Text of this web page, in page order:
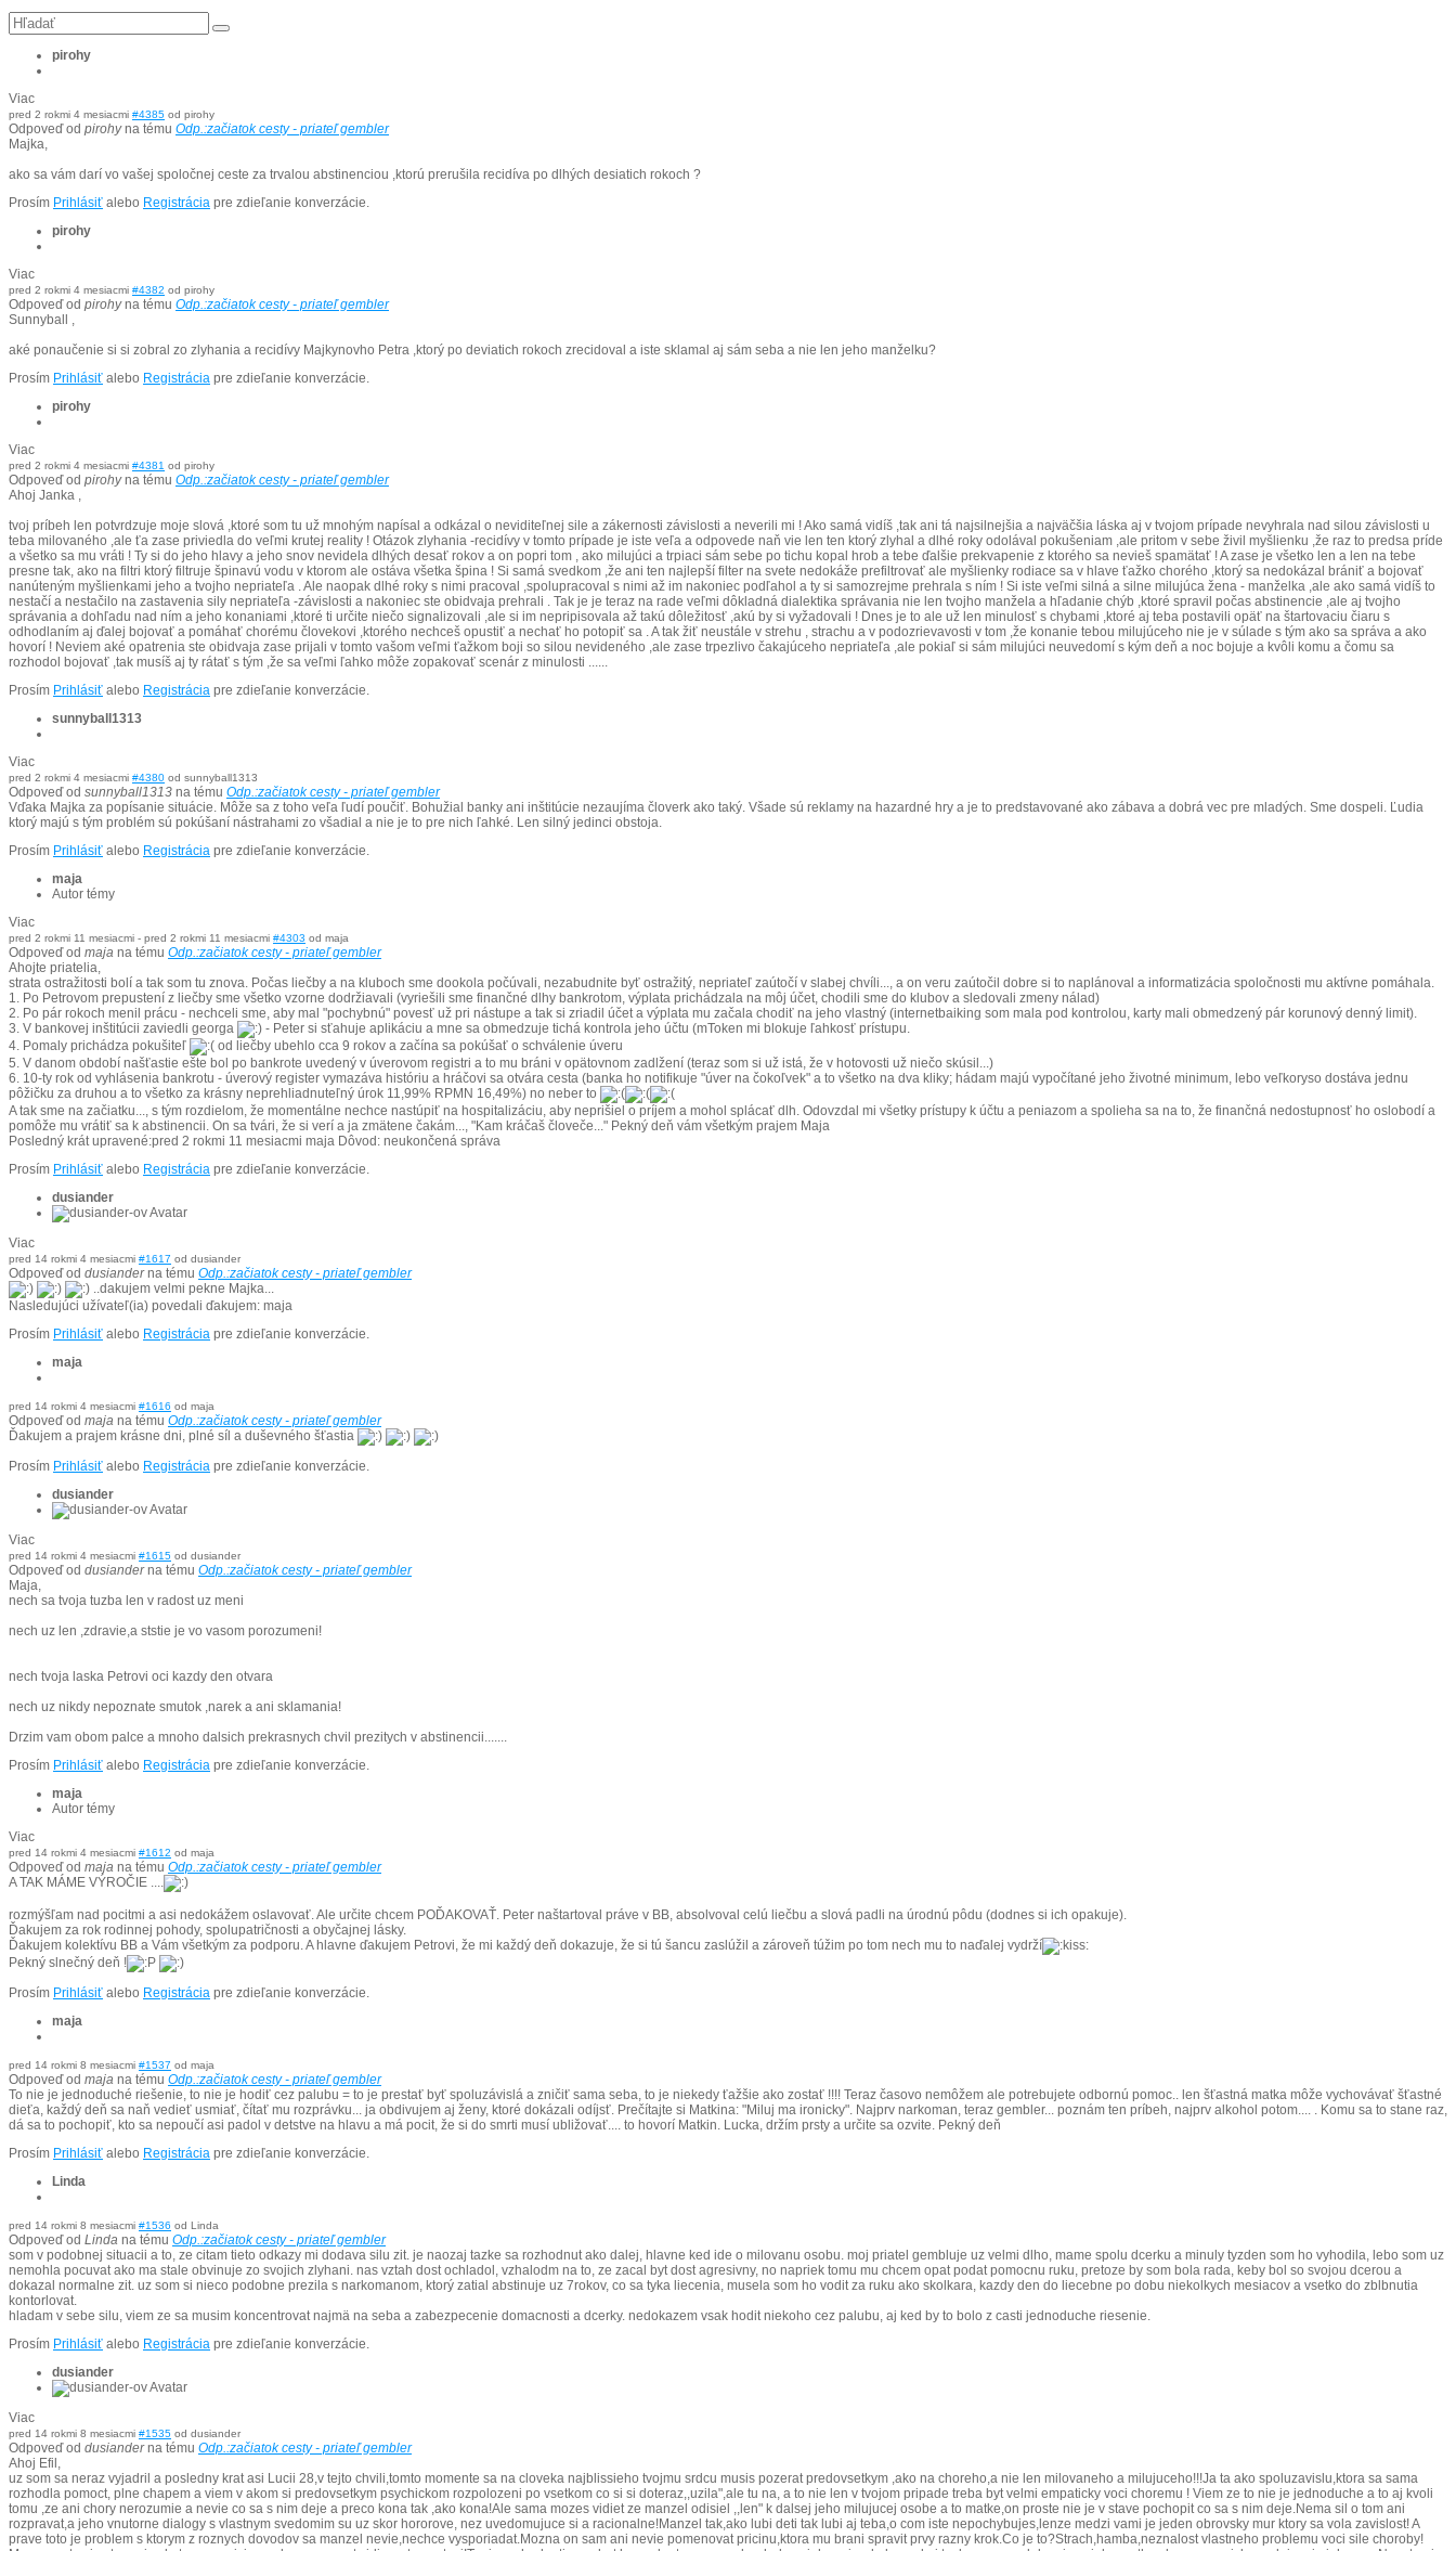
pirohy
Viac
pred 2 rokmi 4 mesiacmi #4385 od pirohy
Odpoveď od pirohyna tému Odp.:začiatok cesty - priateľ gembler
Majka,
ako sa vám darí vo vašej spoločnej ceste za trvalou abstinenciou ,ktorú prerušila recidíva po dlhých desiatich rokoch ?
Prosím Prihlásiť alebo Registrácia pre zdieľanie konverzácie.
pirohy
Viac
pred 2 rokmi 4 mesiacmi #4382 od pirohy
Odpoveď od pirohyna tému Odp.:začiatok cesty - priateľ gembler
Sunnyball ,
aké ponaučenie si si zobral zo zlyhania a recidívy Majkynovho Petra ,ktorý po deviatich rokoch zrecidoval a iste sklamal aj sám seba a nie len jeho manželku?
Prosím Prihlásiť alebo Registrácia pre zdieľanie konverzácie.
pirohy
Viac
pred 2 rokmi 4 mesiacmi #4381 od pirohy
Odpoveď od pirohyna tému Odp.:začiatok cesty - priateľ gembler
Ahoj Janka ,
tvoj príbeh len potvrdzuje moje slová ,ktoré som tu už mnohým napísal a odkázal o neviditeľnej sile a zákernosti závislosti a neverili mi ! Ako samá vidíš ,tak ani tá najsilnejšia a najväčšia láska aj v tvojom prípade nevyhrala nad silou závislosti u
teba milovaného ,ale ťa zase priviedla do veľmi krutej reality ! Otázok zlyhania -recidívy v tomto prípade je iste veľa a odpovede naň vie len ten ktorý zlyhal a dlhé roky odolával pokušeniam ,ale pritom v sebe živil myšlienku ,že raz to predsa príde
a všetko sa mu vráti ! Ty si do jeho hlavy a jeho snov nevidela dlhých desať rokov a on popri tom , ako milujúci a trpiaci sám sebe po tichu kopal hrob a tebe ďalšie prekvapenie z ktorého sa nevieš spamätať ! A zase je všetko len a len na tebe
presne tak, ako na filtri ktorý filtruje špinavú vodu v ktorom ale ostáva všetka špina ! Si samá svedkom ,že ani ten najlepší filter na svete nedokáže prefiltrovať ale myšlienky rodiace sa v hlave ťažko chorého ,ktorý sa nedokázal brániť a bojovať
nanúteným myšlienkami jeho a tvojho nepriateľa . Ale naopak dlhé roky s nimi pracoval ,spolupracoval s nimi až im nakoniec podľahol a ty si samozrejme prehrala s ním ! Si iste veľmi silná a silne milujúca žena - manželka ,ale ako samá vidíš to
nestačí a nestačilo na zastavenia sily nepriateľa -závislosti a nakoniec ste obidvaja prehrali . Tak je je teraz na rade veľmi dôkladná dialektika správania nie len tvojho manžela a hľadanie chýb ,ktoré spravil počas abstinencie ,ale aj tvojho
správania a dohľadu nad ním a jeho konaniami ,ktoré ti určite niečo signalizovali ,ale si im nepripisovala až takú dôležitosť ,akú by si vyžadovali ! Dnes je to ale už len minulosť s chybami ,ktoré aj teba postavili opäť na štartovaciu čiaru s
odhodlaním aj ďalej bojovať a pomáhať chorému človekovi ,ktorého nechceš opustiť a nechať ho potopiť sa . A tak žiť neustále v strehu , strachu a v podozrievavosti v tom ,že konanie tebou milujúceho nie je v súlade s tým ako sa správa a ako
hovorí ! Neviem aké opatrenia ste obidvaja zase prijali v tomto vašom veľmi ťažkom boji so silou nevideného ,ale zase trpezlivo čakajúceho nepriateľa ,ale pokiaľ si sám milujúci neuvedomí s kým deň a noc bojuje a kvôli komu a čomu sa
rozhodol bojovať ,tak musíš aj ty rátať s tým ,že sa veľmi ľahko môže zopakovať scenár z minulosti ......
Prosím Prihlásiť alebo Registrácia pre zdieľanie konverzácie.
sunnyball1313
Viac
pred 2 rokmi 4 mesiacmi #4380 od sunnyball1313
Odpoveď od sunnyball1313 na tému Odp.:začiatok cesty - priateľ gembler
Vďaka Majka za popísanie situácie. Môže sa z toho veľa ľudí poučiť. Bohužial banky ani inštitúcie nezaujíma človerk ako taký. Všade sú reklamy na hazardné hry a je to predstavované ako zábava a dobrá vec pre mladých. Sme dospeli. Ľudia
ktorý majú s tým problém sú pokúšaní nástrahami zo všadial a nie je to pre nich ľahké. Len silný jedinci obstoja.
Prosím Prihlásiť alebo Registrácia pre zdieľanie konverzácie.
maja
Autor témy
Viac
pred 2 rokmi 11 mesiacmi - pred 2 rokmi 11 mesiacmi #4303 od maja
Odpoveď od maja na tému Odp.:začiatok cesty - priateľ gembler
Ahojte priatelia,
strata ostražitosti bolí a tak som tu znova. Počas liečby a na kluboch sme dookola počúvali, nezabudnite byť ostražitý, nepriateľ zaútočí v slabej chvíli..., a on veru zaútočil dobre si to naplánoval a informatizácia spoločnosti mu aktívne pomáhala.
1. Po Petrovom prepustení z liečby sme všetko vzorne dodržiavali (vyriešili sme finančné dlhy bankrotom, výplata prichádzala na môj účet, chodili sme do klubov a sledovali zmeny nálad)
2. Po pár rokoch menil prácu - nechceli sme, aby mal "pochybnú" povesť už pri nástupe a tak si zriadil účet a výplata mu začala chodiť na jeho vlastný (internetbaiking som mala pod kontrolou, karty mali obmedzený pár korunový denný limit).
3. V bankovej inštitúcii zaviedli georga
- Peter si sťahuje aplikáciu a mne sa obmedzuje tichá kontrola jeho účtu (mToken mi blokuje ľahkosť prístupu.
4. Pomaly prichádza pokušiteľ
od liečby ubehlo cca 9 rokov a začína sa pokúšať o schválenie úveru
5. V danom období našťastie ešte bol po bankrote uvedený v úverovom registri a to mu bráni v opätovnom zadlžení (teraz som si už istá, že v hotovosti už niečo skúsil...)
6. 10-ty rok od vyhlásenia bankrotu - úverový register vymazáva históriu a hráčovi sa otvára cesta (banka ho notifikuje "úver na čokoľvek" a to všetko na dva kliky; hádam majú vypočítané jeho životné minimum, lebo veľkoryso dostáva jednu
pôžičku za druhou a to všetko za krásny neprehliadnuteľný úrok 11,99% RPMN 16,49%) no neber to
A tak sme na začiatku..., s tým rozdielom, že momentálne nechce nastúpiť na hospitalizáciu, aby neprišiel o príjem a mohol splácať dlh. Odovzdal mi všetky prístupy k účtu a peniazom a spolieha sa na to, že finančná nedostupnosť ho oslobodí a
pomôže mu vrátiť sa k abstinencii. On sa tvári, že si verí a ja zmätene čakám..., "Kam kráčaš človeče..." Pekný deň vám všetkým prajem Maja
Posledný krát upravené:pred 2 rokmi 11 mesiacmi maja Dôvod: neukončená správa
Prosím Prihlásiť alebo Registrácia pre zdieľanie konverzácie.
dusiander
Viac
pred 14 rokmi 4 mesiacmi #1617 od dusiander
Odpoveď od dusianderna tému Odp.:začiatok cesty - priateľ gembler
..dakujem velmi pekne Majka...
Nasledujúci užívateľ(ia) povedali ďakujem: maja
Prosím Prihlásiť alebo Registrácia pre zdieľanie konverzácie.
maja
pred 14 rokmi 4 mesiacmi #1616 od maja
Odpoveď od maja na tému Odp.:začiatok cesty - priateľ gembler
Ďakujem a prajem krásne dni, plné síl a duševného šťastia
Prosím Prihlásiť alebo Registrácia pre zdieľanie konverzácie.
dusiander
Viac
pred 14 rokmi 4 mesiacmi #1615 od dusiander
Odpoveď od dusianderna tému Odp.:začiatok cesty - priateľ gembler
Maja,
nech sa tvoja tuzba len v radost uz meni
nech uz len ,zdravie,a ststie je vo vasom porozumeni!
nech tvoja laska Petrovi oci kazdy den otvara
nech uz nikdy nepoznate smutok ,narek a ani sklamania!
Drzim vam obom palce a mnoho dalsich prekrasnych chvil prezitych v abstinencii.......
Prosím Prihlásiť alebo Registrácia pre zdieľanie konverzácie.
maja
Autor témy
Viac
pred 14 rokmi 4 mesiacmi #1612 od maja
Odpoveď od maja na tému Odp.:začiatok cesty - priateľ gembler
A TAK MÁME VÝROČIE ....
rozmýšľam nad pocitmi a asi nedokážem oslavovať. Ale určite chcem POĎAKOVAŤ. Peter naštartoval práve v BB, absolvoval celú liečbu a slová padli na úrodnú pôdu (dodnes si ich opakuje).
Ďakujem za rok rodinnej pohody, spolupatričnosti a obyčajnej lásky.
Ďakujem kolektívu BB a Vám všetkým za podporu. A hlavne ďakujem Petrovi, že mi každý deň dokazuje, že si tú šancu zaslúžil a zároveň túžim po tom nech mu to naďalej vydrží
Pekný slnečný deň !
Prosím Prihlásiť alebo Registrácia pre zdieľanie konverzácie.
maja
pred 14 rokmi 8 mesiacmi #1537 od maja
Odpoveď od maja na tému Odp.:začiatok cesty - priateľ gembler
To nie je jednoduché riešenie, to nie je hodiť cez palubu = to je prestať byť spoluzávislá a zničiť sama seba, to je niekedy ťažšie ako zostať !!!! Teraz časovo nemôžem ale potrebujete odbornú pomoc.. len šťastná matka môže vychovávať šťastné
dieťa, každý deň sa naň vedieť usmiať, čítať mu rozprávku... ja obdivujem aj ženy, ktoré dokázali odíjsť. Prečítajte si Matkina: "Miluj ma ironicky". Najprv narkoman, teraz gembler... poznám ten príbeh, najprv alkohol potom.... . Komu sa to stane raz,
dá sa to pochopiť, kto sa nepoučí asi padol v detstve na hlavu a má pocit, že si do smrti musí ubližovať.... to hovorí Matkin. Lucka, držím prsty a určite sa ozvite. Pekný deň
Prosím Prihlásiť alebo Registrácia pre zdieľanie konverzácie.
Linda
pred 14 rokmi 8 mesiacmi #1536 od Linda
Odpoveď od Linda na tému Odp.:začiatok cesty - priateľ gembler
som v podobnej situacii a to, ze citam tieto odkazy mi dodava silu zit. je naozaj tazke sa rozhodnut ako dalej, hlavne ked ide o milovanu osobu. moj priatel gembluje uz velmi dlho, mame spolu dcerku a minuly tyzden som ho vyhodila, lebo som uz
nemohla pocuvat ako ma stale obvinuje zo svojich zlyhani. nas vztah dost ochladol, vzhalodm na to, ze zacal byt dost agresivny, no napriek tomu mu chcem opat podat pomocnu ruku, pretoze by som bola rada, keby bol so svojou dcerou a
dokazal normalne zit. uz som si nieco podobne prezila s narkomanom, ktorý zatial abstinuje uz 7rokov, co sa tyka liecenia, musela som ho vodit za ruku ako skolkara, kazdy den do liecebne po dobu niekolkych mesiacov a vsetko do zblbnutia
kontorlovat.
hladam v sebe silu, viem ze sa musim koncentrovat najmä na seba a zabezpecenie domacnosti a dcerky. nedokazem vsak hodit niekoho cez palubu, aj ked by to bolo z casti jednoduche riesenie.
Prosím Prihlásiť alebo Registrácia pre zdieľanie konverzácie.
dusiander
Viac
pred 14 rokmi 8 mesiacmi #1535 od dusiander
Odpoveď od dusianderna tému Odp.:začiatok cesty - priateľ gembler
Ahoj Efil,
uz som sa neraz vyjadril a posledny krat asi Lucii 28,v tejto chvili,tomto momente sa na cloveka najblissieho tvojmu srdcu musis pozerat predovsetkym ,ako na choreho,a nie len milovaneho a milujuceho!!!Ja ta ako spoluzavislu,ktora sa sama
rozhodla pomoct, plne chapem a viem v akom si predovsetkym psychickom rozpolozeni po vsetkom co si si doteraz,,uzila",ale tu na, a to nie len v tvojom pripade treba byt velmi empaticky voci choremu ! Viem ze to nie je jednoduche a to aj kvoli
tomu ,ze ani chory nerozumie a nevie co sa s nim deje a preco kona tak ,ako kona!Ale sama mozes vidiet ze manzel odisiel ,,len" k dalsej jeho milujucej osobe a to matke,on proste nie je v stave pochopit co sa s nim deje.Nema sil o tom ani
rozpravat,a jeho vnutorne dialogy s vlastnym svedomim su uz skor hororove, nez uvedomujuce si a racionalne!Manzel tak,ako lubi deti tak lubi aj teba,o com iste nepochybujes,lenze medzi vami je jeden obrovsky mur ktory sa vola zavislost! A
prave toto je problem s ktorym z roznych dovodov sa manzel nevie,nechce vysporiadat.Mozna on sam ani nevie pomenovat pricinu,ktora mu brani spravit prvy razny krok.Co je to?Strach,hamba,neznalost vlastneho problemu voci sile choroby!